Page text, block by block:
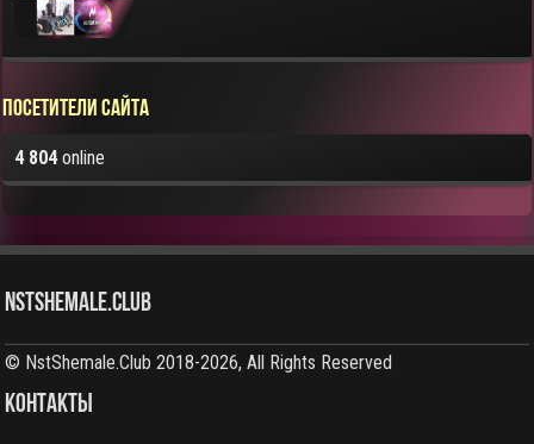
Посетители сайта
4 804online
NstShemale.Club
© NstShemale.Club 2018-2026, All Rights Reserved
КОНТАКТЫ